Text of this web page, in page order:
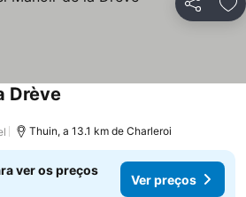
Partilhar
Drève
Thuin, a 13.1 km de Charleroi
ver os preços
Ver preços